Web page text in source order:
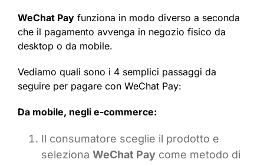
WeChat Pay funziona in modo diverso a seconda
che il pagamento avvenga in negozio fisico da
desktop o da mobile.
Vediamo quali sono i 4 semplici passaggi da
seguire per pagare con WeChat Pay:
Da mobile, negli e-commerce:
Il consumatore sceglie il prodotto e
seleziona WeChat Pay come metodo di